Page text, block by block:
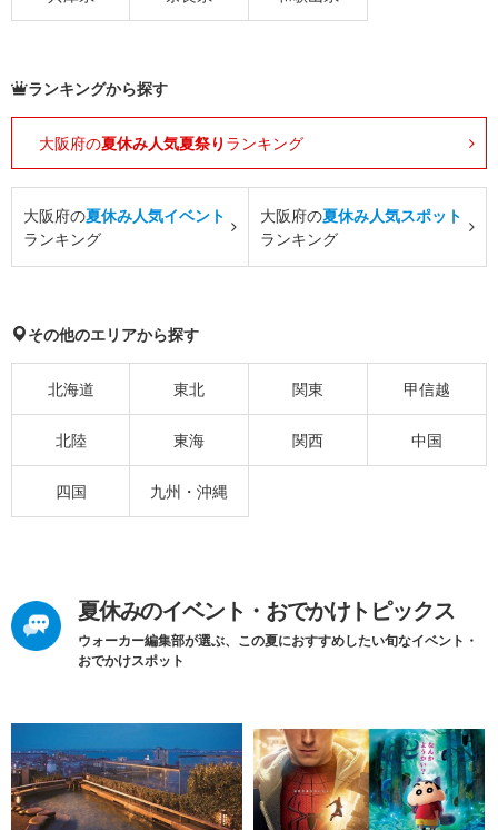
ランキングから探す
大阪府の夏休み人気夏祭り ランキング
大阪府の夏休み人気イベント
ランキング
大阪府の夏休み人気スポット
ランキング
その他のエリアから探す
北海道 東北 関東 甲信越
北陸 東海 関西 中国
四国 九州・沖縄
夏休みのイベント・おでかけトピックス
ウォーカー編集部が選ぶ、この夏におすすめしたい旬なイベント・
おでかけスポット